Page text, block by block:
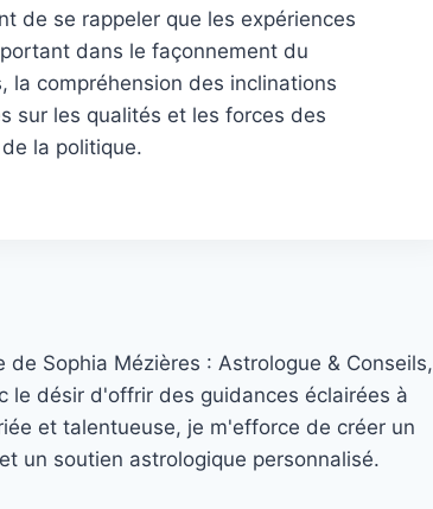
de se rappeler que les expériences
dans le façonnement du
la compréhension des inclinations
sur les qualités et les forces des
la politique.
Sophia Mézières : Astrologue & Conseils,
le désir d'offrir des guidances éclairées à
et talentueuse, je m'efforce de créer un
un soutien astrologique personnalisé.